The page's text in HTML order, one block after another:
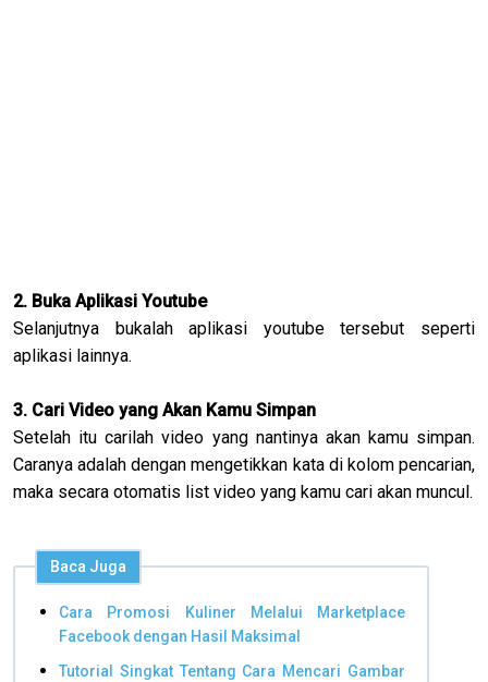
2. Buka Aplikasi Youtube
Selanjutnya bukalah aplikasi youtube tersebut seperti
aplikasi lainnya.
3. Cari Video yang Akan Kamu Simpan
Setelah itu carilah video yang nantinya akan kamu simpan.
Caranya adalah dengan mengetikkan kata di kolom pencarian,
maka secara otomatis list video yang kamu cari akan muncul.
Baca Juga
Cara Promosi Kuliner Melalui Marketplace
Facebook dengan Hasil Maksimal
Tutorial Singkat Tentang Cara Mencari Gambar